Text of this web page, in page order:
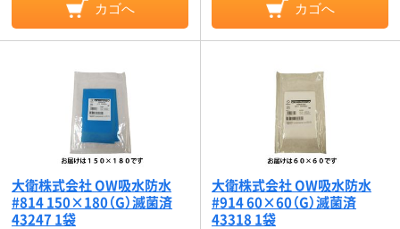
カゴへ カゴへ
大衛株式会社 OW吸水防水
#814 150×180（G）滅菌済
43247 1袋
大衛株式会社 OW吸水防水
#914 60×60（G）滅菌済
43318 1袋